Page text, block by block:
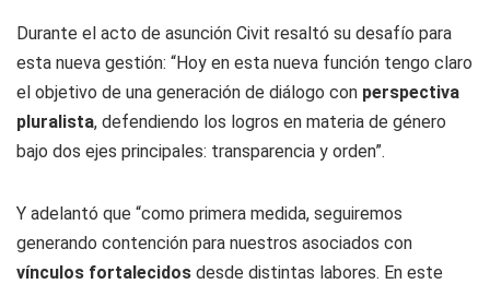
Durante el acto de asunción Civit resaltó su desafío para
esta nueva gestión: “Hoy en esta nueva función tengo claro
el objetivo de una generación de diálogo con perspectiva
pluralista, defendiendo los logros en materia de género
bajo dos ejes principales: transparencia y orden”.
Y adelantó que “como primera medida, seguiremos
generando contención para nuestros asociados con
vínculos fortalecidos desde distintas labores. En este